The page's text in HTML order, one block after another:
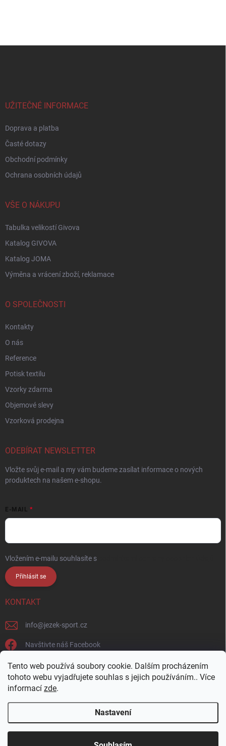
Tento web používá soubory cookie. Dalším procházením
tohoto webu vyjadřujete souhlas s jejich používáním.. Více
informací zde.
Nastavení
Přijďte si vybrat osobně! Široká nabídka materiálů a
UŽITEČNÉ INFORMACE
Doprava a platba
Časté dotazy
Obchodní podmínky
Ochrana osobních údajů
VŠE O NÁKUPU
Tabulka velikostí Givova
Katalog GIVOVA
Katalog JOMA
Výměna a vrácení zboží, reklamace
O SPOLEČNOSTI
Kontakty
O nás
Reference
Potisk textilu
Vzorky zdarma
Objemové slevy
Vzorková prodejna
ODEBÍRAT NEWSLETTER
Vložte svůj e-mail a my vám budeme zasílat informace o nových
produktech na našem e-shopu.
E-MAIL
Vložením e-mailu souhlasíte s
Přihlásit se
KONTAKT
info@jezek-sport.cz
Navštivte náš Facebook
jezek_sport_np/
Copyright 2026Ježek sport s.r.o.. Všechna práva vyhrazena.Upravit
nastavení cookies